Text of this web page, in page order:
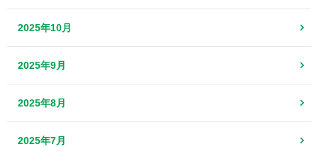
2025年10月
2025年9月
2025年8月
2025年7月